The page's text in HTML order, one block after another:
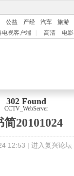
公益 产经 汽车 旅游
电视客户端 高清 电影
302 Found
CCTV_WebServer
20101024
12:53 | 进入复兴论坛